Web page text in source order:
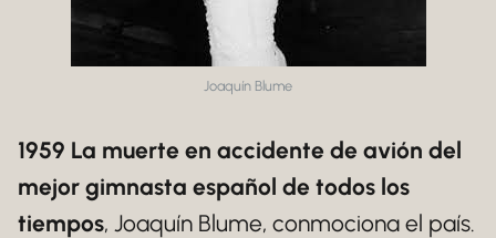
Joaquín Blume
1959 La muerte en accidente de avión del
mejor gimnasta español de todos los
tiempos, Joaquín Blume, conmociona el país.